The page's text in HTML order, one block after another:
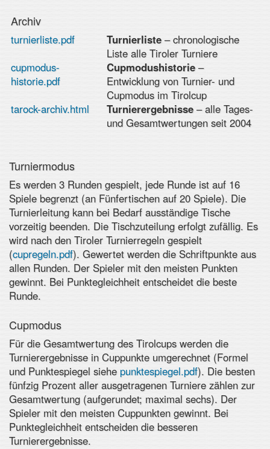
Archiv
turnierliste.pdf Turnierliste – chronologische
Liste alle Tiroler Turniere
cupmodus-
historie.pdf
Cupmodushistorie –
Entwicklung von Turnier- und
Cupmodus im Tirolcup
tarock-archiv.html
Turnierergebnisse – alle Tages-
und Gesamtwertungen seit 2004
Turniermodus
Es werden 3 Runden gespielt, jede Runde ist auf 16
Spiele begrenzt (an Fünfertischen auf 20 Spiele). Die
Turnierleitung kann bei Bedarf ausständige Tische
vorzeitig beenden. Die Tischzuteilung erfolgt zufällig. Es
wird nach den Tiroler Turnierregeln gespielt
(cupregeln.pdf). Gewertet werden die Schriftpunkte aus
allen Runden. Der Spieler mit den meisten Punkten
gewinnt. Bei Punktegleichheit entscheidet die beste
Runde.
Cupmodus
Für die Gesamtwertung des Tirolcups werden die
Turnierergebnisse in Cuppunkte umgerechnet (Formel
und Punktespiegel siehe punktespiegel.pdf). Die besten
fünfzig Prozent aller ausgetragenen Turniere zählen zur
Gesamtwertung (aufgerundet; maximal sechs). Der
Spieler mit den meisten Cuppunkten gewinnt. Bei
Punktegleichheit entscheiden die besseren
Turnierergebnisse.